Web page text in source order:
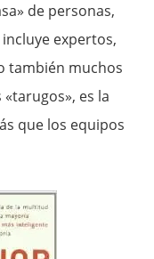
de personas,
expertos,
también muchos
«tarugos», es la
que los equipos